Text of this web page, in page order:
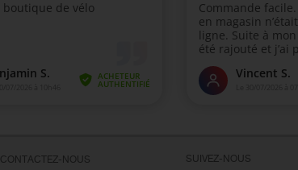
CONTACTEZ-NOUS SUIVEZ-NOUS